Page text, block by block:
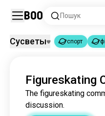
Boo Пошук
спорт
фігурнае_катанне
Сусветы спорт
Figureskating
The figureskating
discussion.